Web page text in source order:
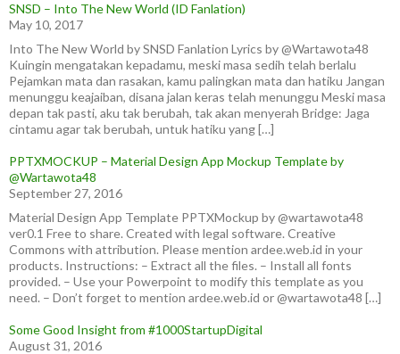
SNSD – Into The New World (ID Fanlation)
May 10, 2017
Into The New World by SNSD Fanlation Lyrics by @Wartawota48
Kuingin mengatakan kepadamu, meski masa sedih telah berlalu
Pejamkan mata dan rasakan, kamu palingkan mata dan hatiku Jangan
menunggu keajaiban, disana jalan keras telah menunggu Meski masa
depan tak pasti, aku tak berubah, tak akan menyerah Bridge: Jaga
cintamu agar tak berubah, untuk hatiku yang […]
PPTXMOCKUP – Material Design App Mockup Template by
@Wartawota48
September 27, 2016
Material Design App Template PPTXMockup by @wartawota48
ver0.1 Free to share. Created with legal software. Creative
Commons with attribution. Please mention ardee.web.id in your
products. Instructions: – Extract all the files. – Install all fonts
provided. – Use your Powerpoint to modify this template as you
need. – Don’t forget to mention ardee.web.id or @wartawota48 […]
Some Good Insight from #1000StartupDigital
August 31, 2016